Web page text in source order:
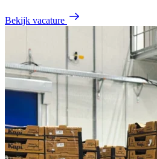
Bekijk vacature